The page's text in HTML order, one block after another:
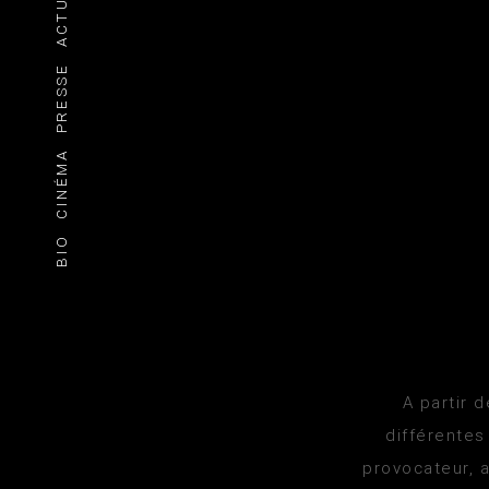
BIO
CINÉMA
PRESSE
ACTU
A partir
différentes
provocateur,